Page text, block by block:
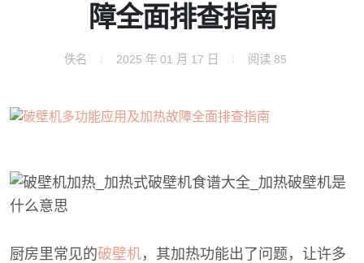
障全面排查指南
佚名 2025 年 01 月 17 日 阅读 85
厨房里常见的破壁机，其加热功能出了问题，让许多